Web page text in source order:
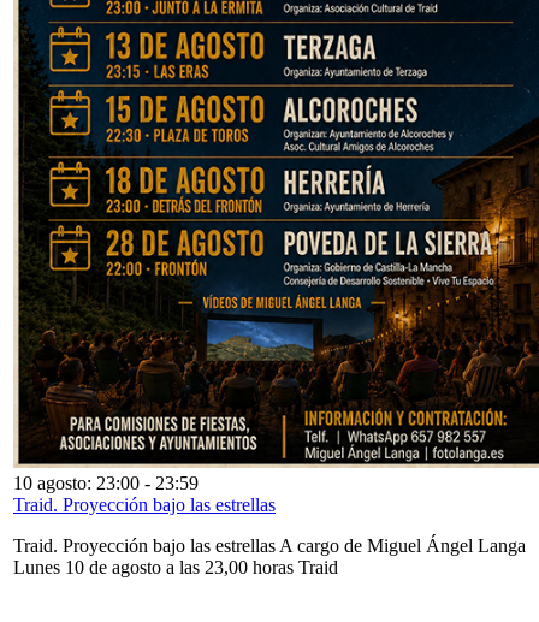
10 agosto: 23:00 - 23:59
Traid. Proyección bajo las estrellas
Traid. Proyección bajo las estrellas A cargo de Miguel Ángel Langa
Lunes 10 de agosto a las 23,00 horas Traid